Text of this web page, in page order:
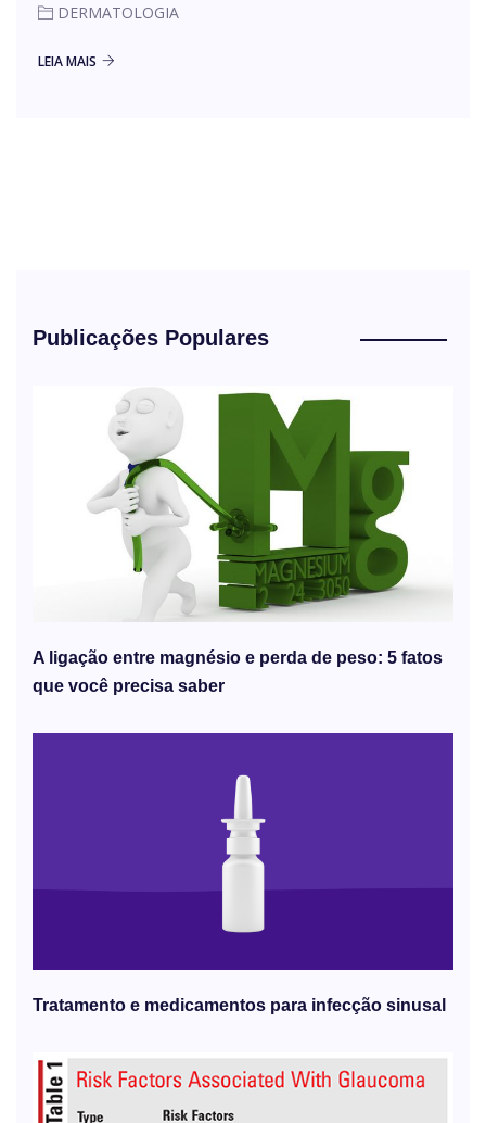
DERMATOLOGIA
LEIA MAIS
Publicações Populares
A ligação entre magnésio e perda de peso: 5 fatos
que você precisa saber
Tratamento e medicamentos para infecção sinusal